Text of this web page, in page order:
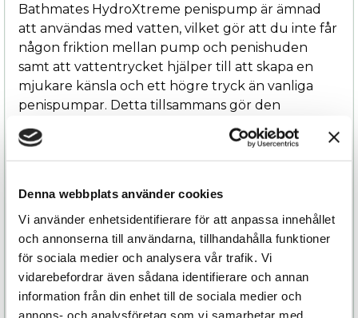
Denna webbplats använder cookies
Vi använder enhetsidentifierare för att anpassa innehållet
och annonserna till användarna, tillhandahålla funktioner
för sociala medier och analysera vår trafik. Vi
vidarebefordrar även sådana identifierare och annan
information från din enhet till de sociala medier och
annons- och analysföretag som vi samarbetar med.
Bathmates HydroXtreme penispump är ämnad
att användas med vatten, vilket gör att du inte får
någon friktion mellan pump och penishuden
samt att vattentrycket hjälper till att skapa en
mjukare känsla och ett högre tryck än vanliga
penispumpar. Detta tillsammans gör den
funktionellt bättre än andra erektionspumpar
och att du får en bättre upplevelse.
eller bibehålla din erektionsförmåga. Dessutom
hjälper det vakuum som skapas av penispumpen
blodtillförseln att nå penis och känselnerverna att
återfå eller bibehålla sin viktiga funktion för
orgasmförmågan.
Erektionspumpen kan användas dagligen eller